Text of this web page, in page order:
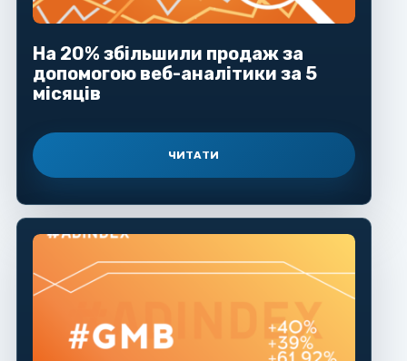
На 20% збільшили продаж за
допомогою веб-аналітики за 5
місяців
ЧИТАТИ